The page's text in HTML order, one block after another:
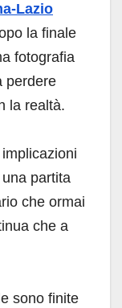
Lazio
la finale
fotografia
perdere
la realtà.
partita
che ormai
che a
sono finite